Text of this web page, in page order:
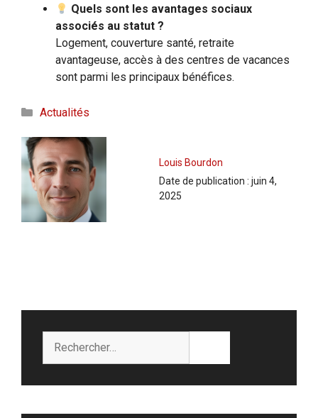
Quels sont les avantages sociaux
associés au statut ?
Logement, couverture santé, retraite
avantageuse, accès à des centres de vacances
sont parmi les principaux bénéfices.
Catégories
Actualités
Louis Bourdon
Date de publication : juin 4,
2025